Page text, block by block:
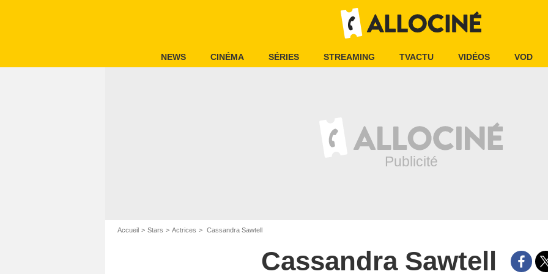
NEWS CINÉMA SÉRIES STREAMING TVACTU VIDÉOS VOD
Accueil Stars Actrices Cassandra Sawtell
Cassandra Sawtell